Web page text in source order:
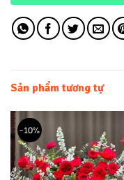
Sản phẩm tương tự
-10%